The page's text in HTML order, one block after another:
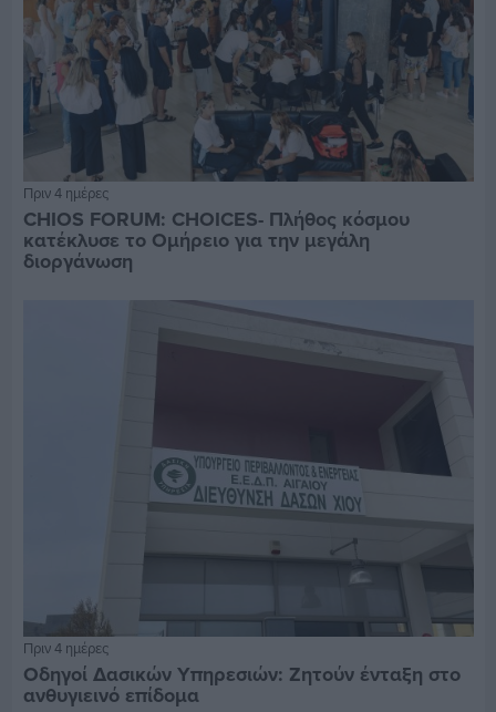
Πριν 4 ημέρες
CHIOS FORUM: CHOICES- Πλήθος κόσμου
κατέκλυσε το Ομήρειο για την μεγάλη
διοργάνωση
Πριν 4 ημέρες
Οδηγοί Δασικών Υπηρεσιών: Ζητούν ένταξη στο
ανθυγιεινό επίδομα